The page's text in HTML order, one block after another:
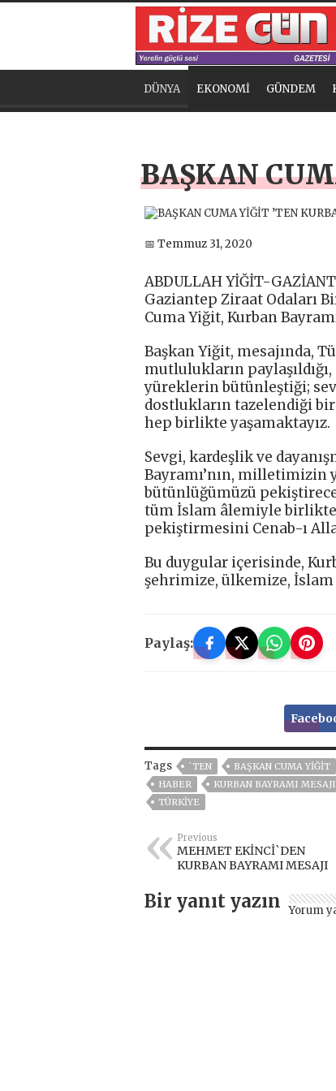
DÜNYA EKONOMİ GÜNDEM
BAŞKAN
📅 Temmuz 31, 2020
ABDULLAH YİĞİT-
Gaziantep Ziraat Odaları
Cuma Yiğit, Kurban
Başkan Yiğit, mesajında,
mutlulukların
yüreklerin bütünleştiği;
dostlukların tazelendiği
hep birlikte yaşamaktayız.
Sevgi, kardeşlik ve
Bayramı’nın,
bütünlüğümüzü
tüm İslam âlemiyle
pekiştirmesini Cenab-ı
Bu duygular içerisinde,
şehrimize, ülkemize,
Paylaş:
Tags `TEN BAŞKAN CUMA YİĞİT
HABER
KURBAN BAYRAMI MESAJI
TÜRKİYE
Previous
MEHMET EKİNCİ`DEN
KURBAN BAYRAMI MESAJI
Bir yanıt yazın Yorum